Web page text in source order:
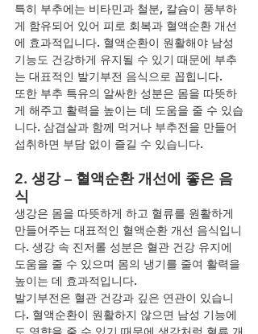
특히 부추에는 비타민과 철분, 칼슘이 풍부하
게 함유되어 있어 피로 회복과 혈액순환 개선
에 효과적입니다. 혈액순환이 원활해야 남성
기능도 건강하게 유지될 수 있기 때문에 부추
는 대표적인 발기부전 음식으로 꼽힙니다.
또한 부추 특유의 알싸한 성분은 몸을 따뜻하
게 해주고 활력을 높이는 데 도움을 줄 수 있습
니다. 삼겹살과 함께 먹거나 부추전을 만들어
섭취하면 부담 없이 즐길 수 있습니다.
2. 생강 – 혈액순환 개선에 좋은 음
식
생강은 몸을 따뜻하게 하고 혈류를 원활하게
만들어주는 대표적인 혈액순환 개선 음식입니
다. 생강 속 진저롤 성분은 혈관 건강 유지에
도움을 줄 수 있으며 몸의 냉기를 줄여 활력을
높이는 데 효과적입니다.
발기부전은 혈관 건강과 깊은 연관이 있습니
다. 혈액순환이 원활하지 않으면 남성 기능에